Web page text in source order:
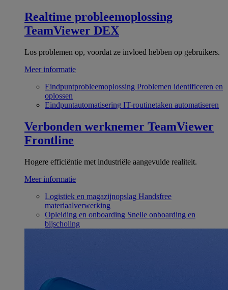
Realtime probleemoplossing
TeamViewer DEX
Los problemen op, voordat ze invloed hebben op gebruikers.
Meer informatie
Eindpuntprobleemoplossing Problemen identificeren en
oplossen
Eindpuntautomatisering IT-routinetaken automatiseren
Verbonden werknemer TeamViewer
Frontline
Hogere efficiëntie met industriële aangevulde realiteit.
Meer informatie
Logistiek en magazijnopslag Handsfree
materiaalverwerking
Opleiding en onboarding Snelle onboarding en
bijscholing